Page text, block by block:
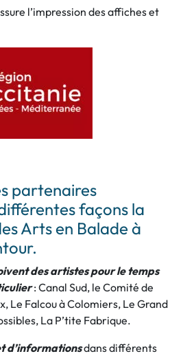
l’impression des affiches et
partenaires
façons la
Arts en Balade à
des artistes pour le temps
: Canal Sud, le Comité de
Le Falcou à Colomiers, Le Grand
La P’tite Fabrique.
d’informationsdans différents